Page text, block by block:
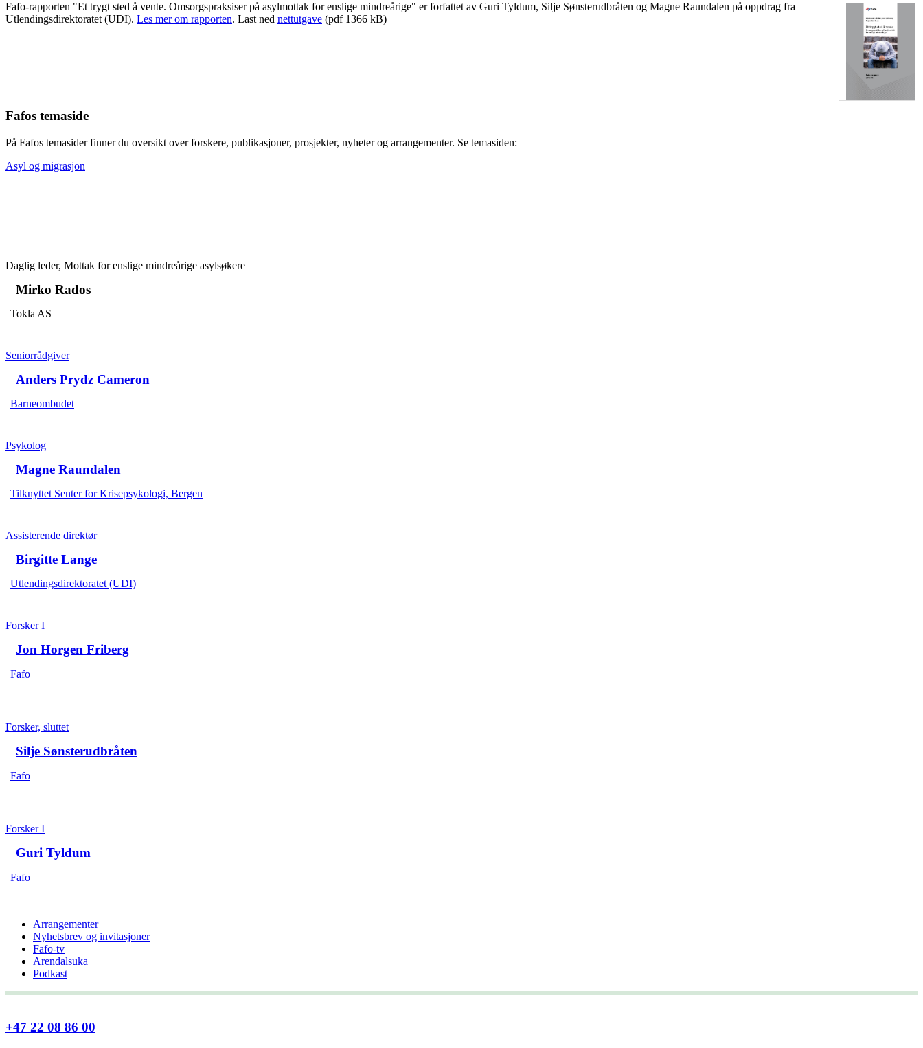
Fafo-rapporten "Et trygt sted å vente. Omsorgspraksiser på asylmottak for enslige mindreårige" er forfattet av Guri Tyldum, Silje Sønsterudbråten og Magne Raundalen på oppdrag fra
Utlendingsdirektoratet (UDI). Les mer om rapporten. Last ned nettutgave (pdf 1366 kB)
Fafos temaside
På Fafos temasider finner du oversikt over forskere, publikasjoner, prosjekter, nyheter og arrangementer. Se temasiden:
Asyl og migrasjon
Daglig leder, Mottak for enslige mindreårige asylsøkere
Mirko Rados
Tokla AS
Seniorrådgiver
Anders Prydz Cameron
Barneombudet
Psykolog
Magne Raundalen
Tilknyttet Senter for Krisepsykologi, Bergen
Assisterende direktør
Birgitte Lange
Utlendingsdirektoratet (UDI)
Forsker I
Jon Horgen Friberg
Fafo
Forsker, sluttet
Silje Sønsterudbråten
Fafo
Forsker I
Guri Tyldum
Fafo
Arrangementer
Nyhetsbrev og invitasjoner
Fafo-tv
Arendalsuka
Podkast
+47 22 08 86 00